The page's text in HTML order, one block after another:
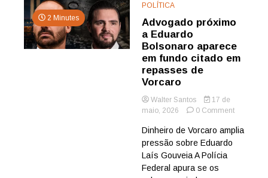
2 Minutes
POLÍTICA
Advogado próximo
a Eduardo
Bolsonaro aparece
em fundo citado em
repasses de
Vorcaro
Walter Santos
17 de
maio, 2026
0 Commenton
próximo
Dinheiro de Vorcaro amplia
pressão sobre Eduardo
Laís Gouveia A Polícia
Federal apura se os